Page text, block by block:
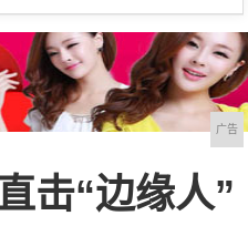
广告
击“边缘人”